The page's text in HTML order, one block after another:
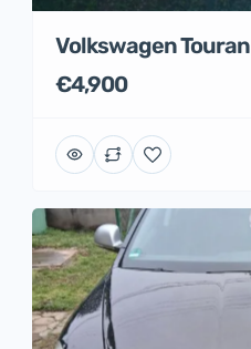
Volkswagen Touran
€4,900